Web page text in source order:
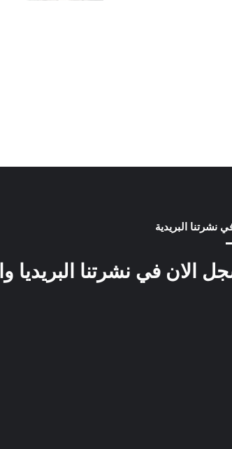
البريدية
الان في نشرتنا البريديا